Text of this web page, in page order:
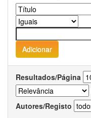
Resultados/Página
Autores/Registo